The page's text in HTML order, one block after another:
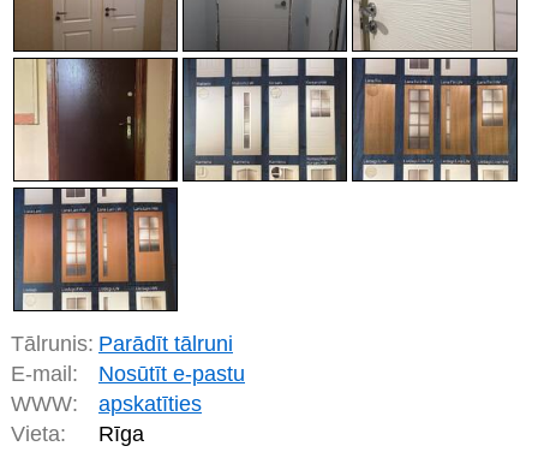
Tālrunis: Parādīt tālruni
E-mail:
Nosūtīt e-pastu
WWW:
apskatīties
Vieta:
Rīga